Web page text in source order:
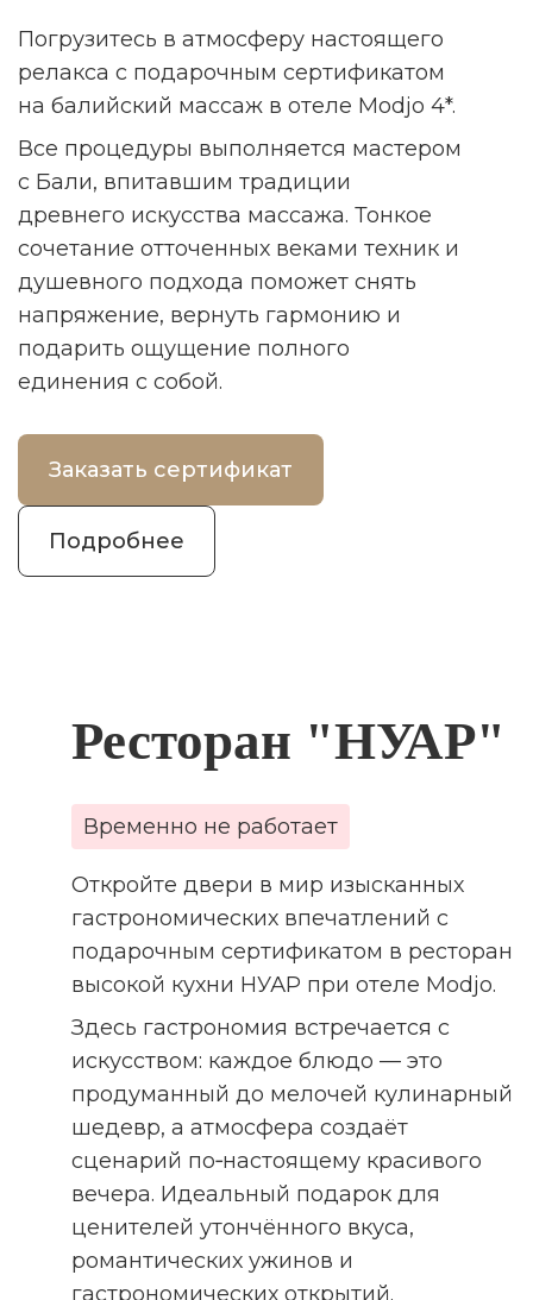
Погрузитесь в атмосферу настоящего
релакса с подарочным сертификатом
на балийский массаж в отеле Modjo 4*.
Все процедуры выполняется мастером
с Бали, впитавшим традиции
древнего искусства массажа. Тонкое
сочетание отточенных веками техник и
душевного подхода поможет снять
напряжение, вернуть гармонию и
подарить ощущение полного
единения с собой.
Заказать сертификат
Подробнее
Ресторан "НУАР"
Временно не работает
Откройте двери в мир изысканных
гастрономических впечатлений с
подарочным сертификатом в ресторан
высокой кухни НУАР при отеле Modjo.
Здесь гастрономия встречается с
искусством: каждое блюдо — это
продуманный до мелочей кулинарный
шедевр, а атмосфера создаёт
сценарий по‑настоящему красивого
вечера. Идеальный подарок для
ценителей утончённого вкуса,
романтических ужинов и
гастрономических открытий.